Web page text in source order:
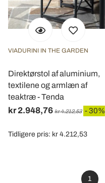
VIADURINI IN THE GARDEN
Direktørstol af aluminium,
textilene og armlæn af
teaktræ - Tenda
kr 2.948,76 kr 4.212,53 - 30%
Tidligere pris: kr 4.212,53
1